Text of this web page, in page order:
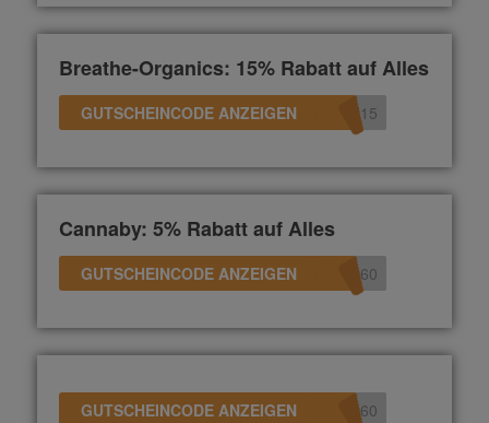
Breathe-Organics: 15% Rabatt auf Alles
GUTSCHEINCODE ANZEIGEN d15
Cannaby: 5% Rabatt auf Alles
GUTSCHEINCODE ANZEIGEN 360
GUTSCHEINCODE ANZEIGEN 360